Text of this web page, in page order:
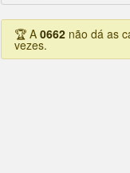
🏆 A 0662 não dá as
vezes.